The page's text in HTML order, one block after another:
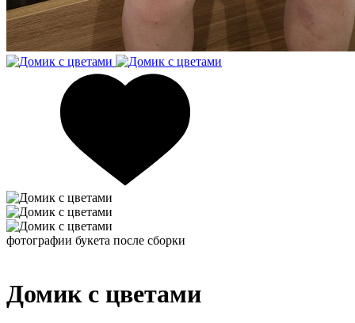
фотографии букета после сборки
Домик с цветами